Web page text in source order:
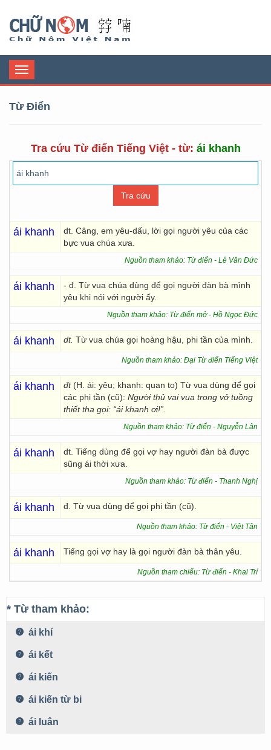
Toggle
navigation
Từ Điển
Tra cứu Từ điển Tiếng Việt - từ: ái khanh
ái khanh
dt. Câng, em yêu-dấu, lời gọi người yêu của các
bực vua chúa xưa.
Nguồn tham khảo: Từ điển - Lê Văn Đức
ái khanh
- đ. Từ vua chúa dùng để gọi người đàn bà mình
yêu khi nói với người ấy.
Nguồn tham khảo: Từ điển mở - Hồ Ngọc Đức
ái khanh dt. Từ vua chúa gọi hoàng hậu, phi tần của mình.
Nguồn tham khảo: Đại Từ điển Tiếng Việt
ái khanh đt (H. ái: yêu; khanh: quan to) Từ vua dùng để gọi
các phi tần (cũ): Người thủ vai vua trong vở tuồng
thiết tha gọi: “ái khanh ơi!”.
Nguồn tham khảo: Từ điển - Nguyễn Lân
ái khanh
dt. Tiếng dùng để gọi vợ hay người đàn bà được
sũng ái thời xưa.
Nguồn tham khảo: Từ điển - Thanh Nghị
ái khanh đ. Từ vua dùng để gọi phi tần (cũ).
Nguồn tham khảo: Từ điển - Việt Tân
ái khanh Tiếng gọi vợ hay là gọi người đàn bà thân yêu.
Nguồn tham chiếu: Từ điển - Khai Trí
* Từ tham khảo:
ái khí
ái kết
ái kiến
ái kiến từ bi
ái luân